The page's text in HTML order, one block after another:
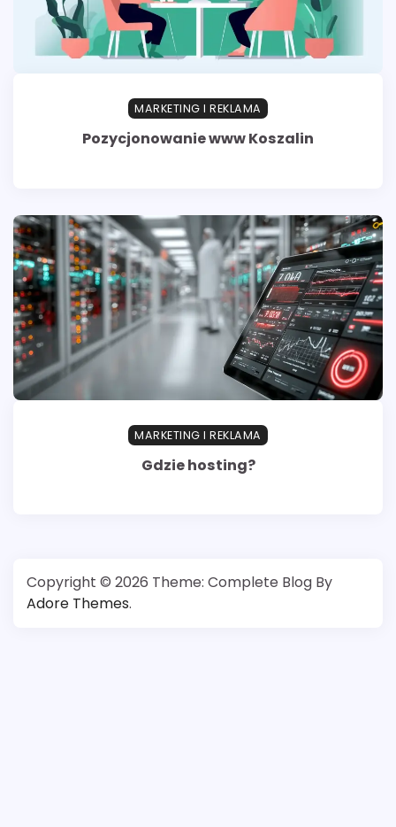
MARKETING I REKLAMA
Pozycjonowanie www Koszalin
MARKETING I REKLAMA
Gdzie hosting?
Copyright © 2026 Theme: Complete Blog By
Adore Themes.